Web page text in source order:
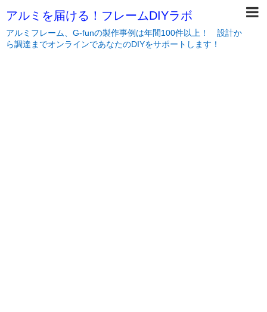
アルミを届ける！フレームDIYラボ
アルミフレーム、G-funの製作事例は年間100件以上！ 設計か
ら調達までオンラインであなたのDIYをサポートします！